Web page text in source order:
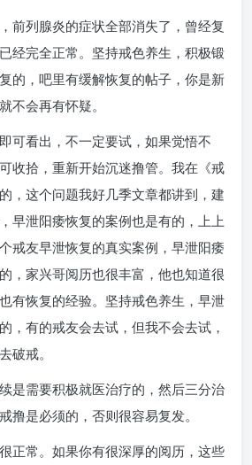
前列腺炎的症状全部消失了，曾经复
经完全正常。坚持戒色养生，积极锻
的，吧里有缓解恢复的帖子，你是新
不会再有怀疑。
可看出，不一定要试，如果觉悟不
收拾，重新开始沉迷撸管。我在《戒
，这个问题我好几季文章都讲到，建
早泄阳痿恢复的案例也是有的，上上
戒友早泄恢复的真实案例，早泄阳痿
，家兴哥阅历也很丰富，他也知道很
有恢复的经验。坚持戒色养生，早泄
，有的戒友会去试，但我不会去试，
破戒。
是需要积极就医治疗的，然后三分治
撸是必须的，否则很容易复发。
正常。如果你有很深厚的阅历，这些